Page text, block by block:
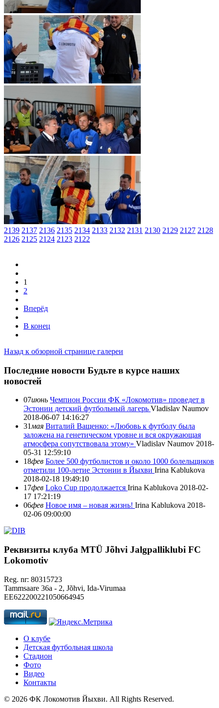
2139 2137 2136 2135 2134 2133 2132 2131 2130 2129 2127 2128
2126 2125 2124 2123 2122
1
2
Вперёд
В конец
Назад к обзорной странице галереи
Последние новости Будьте в курсе наших
новостей
07июнь Чемпион России ФК «Локомотив» проведет в
Эстонии детский футбольный лагерь Vladislav Naumov
2018-06-07 14:16:27
31мая Виталий Ващенко: «Любовь к футболу была
заложена на генетическом уровне и вся окружающая
атмосфера сопутствовала этому» Vladislav Naumov 2018-
05-31 12:59:10
18фев Более 500 футболистов и около 1000 болельщиков
отметили 100-летие Эстонии в Йыхви Irina Kablukova
2018-02-18 19:49:10
17фев Loko Cup продолжается Irina Kablukova 2018-02-
17 17:21:19
06фев Новое имя – новая жизнь! Irina Kablukova 2018-
02-06 09:00:00
Реквизиты клуба MTÜ Jõhvi Jalgpalliklubi FC
Lokomotiv
Reg. nr: 80315723
Tammsaare 36a - 2, Jõhvi, Ida-Virumaa
EE622200221050664945
О клубе
Детская футбольная школа
Стадион
Фото
Видео
Контакты
© 2026 ФК Локомотив Йыхви. All Rights Reserved.